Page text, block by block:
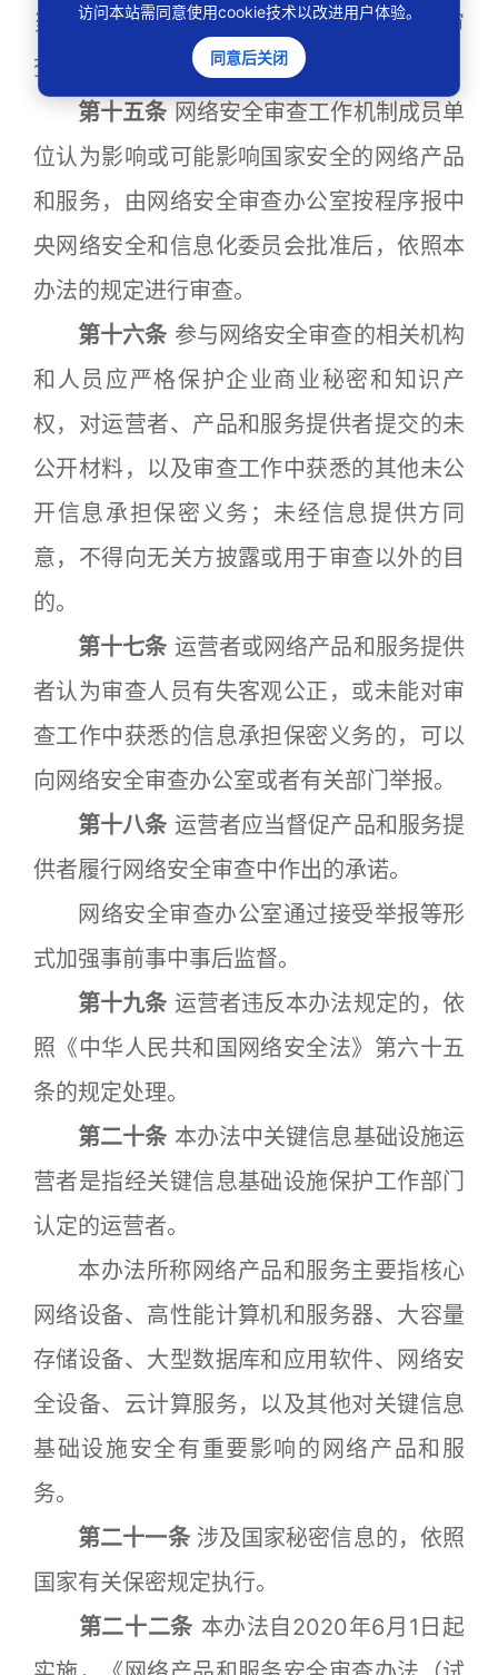
当予以配合。提交补充材料的时间不计入审
查时间。
第十五条网络安全审查工作机制成员单
位认为影响或可能影响国家安全的网络产品
和服务，由网络安全审查办公室按程序报中
央网络安全和信息化委员会批准后，依照本
办法的规定进行审查。
第十六条 参与网络安全审查的相关机构
和人员应严格保护企业商业秘密和知识产
权，对运营者、产品和服务提供者提交的未
公开材料，以及审查工作中获悉的其他未公
开信息承担保密义务；未经信息提供方同
意，不得向无关方披露或用于审查以外的目
的。
第十七条 运营者或网络产品和服务提供
者认为审查人员有失客观公正，或未能对审
查工作中获悉的信息承担保密义务的，可以
向网络安全审查办公室或者有关部门举报。
第十八条 运营者应当督促产品和服务提
供者履行网络安全审查中作出的承诺。
网络安全审查办公室通过接受举报等形
式加强事前事中事后监督。
第十九条 运营者违反本办法规定的，依
照《中华人民共和国网络安全法》第六十五
条的规定处理。
第二十条 本办法中关键信息基础设施运
营者是指经关键信息基础设施保护工作部门
认定的运营者。
本办法所称网络产品和服务主要指核心
网络设备、高性能计算机和服务器、大容量
存储设备、大型数据库和应用软件、网络安
全设备、云计算服务，以及其他对关键信息
基础设施安全有重要影响的网络产品和服
务。
第二十一条涉及国家秘密信息的，依照
国家有关保密规定执行。
第二十二条 本办法自2020年6月1日起
访问本站需同意使用cookie技术以改进用户体验。
同意后关闭